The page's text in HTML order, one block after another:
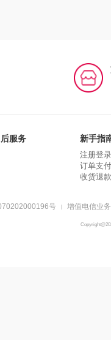
服务 新手指
注册登录
订单支付
收货退款
号 增值电信业